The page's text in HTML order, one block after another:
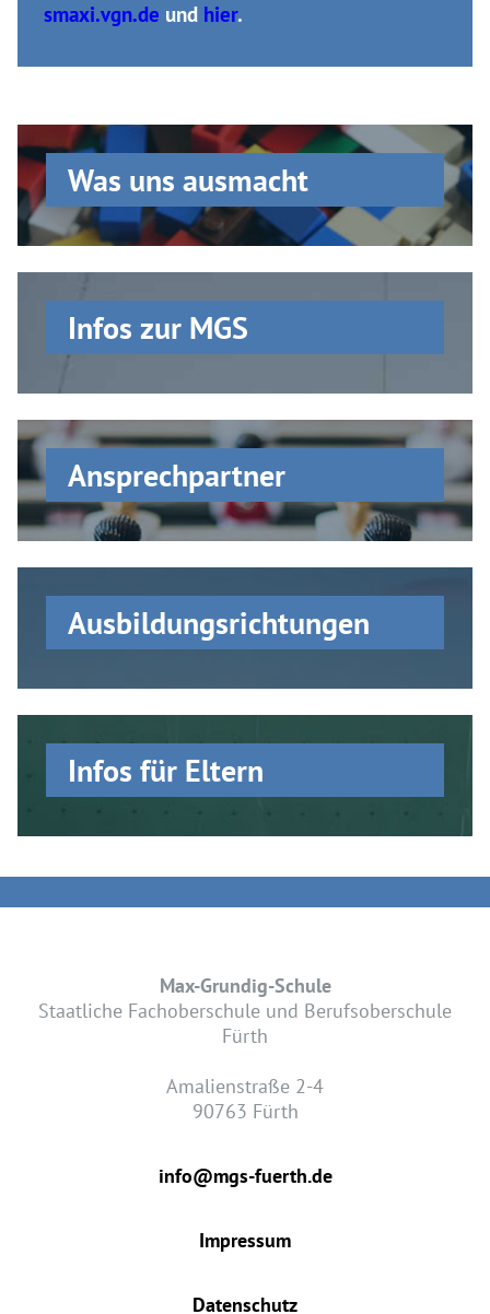
smaxi.vgn.de und hier.
Was uns ausmacht
Infos zur MGS
Ansprechpartner
Ausbildungs­richtungen
Infos für Eltern
Max-Grundig-Schule
Staatliche Fachoberschule und Berufsoberschule
Fürth
Amalienstraße 2-4
90763 Fürth
info@mgs-fuerth.de
Impressum
Datenschutz